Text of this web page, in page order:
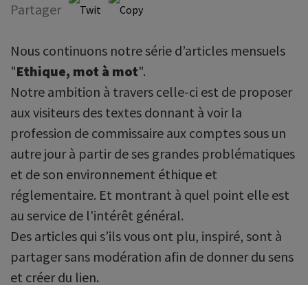
Partager
Nous continuons notre série d’articles mensuels
"Ethique, mot à mot".
Notre ambition à travers celle-ci est de proposer
aux visiteurs des textes donnant à voir la
profession de commissaire aux comptes sous un
autre jour à partir de ses grandes problématiques
et de son environnement éthique et
réglementaire. Et montrant à quel point elle est
au service de l'intérêt général.
Des articles qui s’ils vous ont plu, inspiré, sont à
partager sans modération afin de donner du sens
et créer du lien.